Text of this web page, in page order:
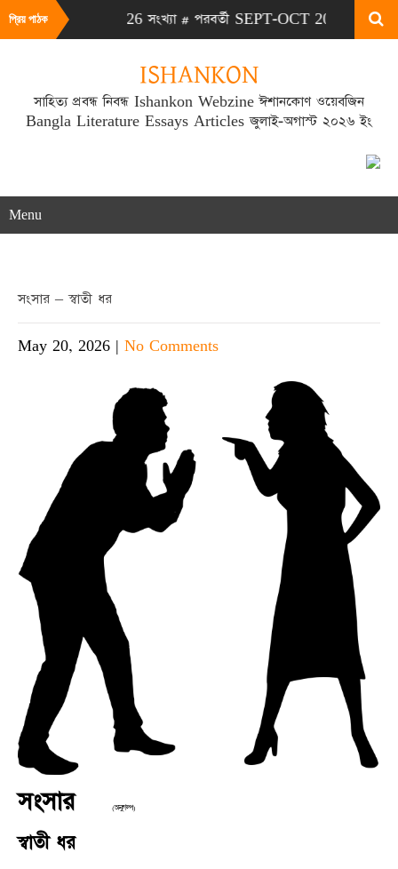
প্রিয় পাঠক
JULY-AUG 2026 সংখ্যা # পরবর্তী SEPT-OCT 2026 সংখ্যা
ISHANKON
সাহিত্য প্রবন্ধ নিবন্ধ Ishankon Webzine ঈশানকোণ ওয়েবজিন
Bangla Literature Essays Articles জুলাই-অগাস্ট ২০২৬ ইং
Menu
সংসার – স্বাতী ধর
May 20, 2026 | No Comments
সংসার (অনুগল্প)
স্বাতী ধর